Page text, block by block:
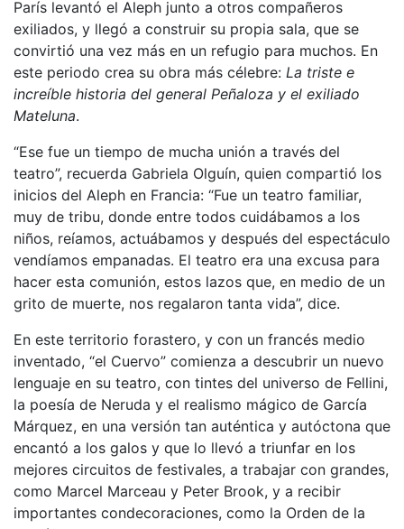
París levantó el Aleph junto a otros compañeros
exiliados, y llegó a construir su propia sala, que se
convirtió una vez más en un refugio para muchos. En
este periodo crea su obra más célebre: La triste e
increíble historia del general Peñaloza y el exiliado
Mateluna.
“Ese fue un tiempo de mucha unión a través del
teatro”, recuerda Gabriela Olguín, quien compartió los
inicios del Aleph en Francia: “Fue un teatro familiar,
muy de tribu, donde entre todos cuidábamos a los
niños, reíamos, actuábamos y después del espectáculo
vendíamos empanadas. El teatro era una excusa para
hacer esta comunión, estos lazos que, en medio de un
grito de muerte, nos regalaron tanta vida”, dice.
En este territorio forastero, y con un francés medio
inventado, “el Cuervo” comienza a descubrir un nuevo
lenguaje en su teatro, con tintes del universo de Fellini,
la poesía de Neruda y el realismo mágico de García
Márquez, en una versión tan auténtica y autóctona que
encantó a los galos y que lo llevó a triunfar en los
mejores circuitos de festivales, a trabajar con grandes,
como Marcel Marceau y Peter Brook, y a recibir
importantes condecoraciones, como la Orden de la